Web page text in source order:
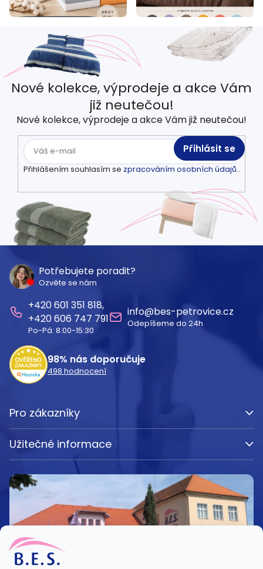
Nové kolekce, výprodeje a akce Vám
již neutečou!
Nové kolekce, výprodeje a akce Vám již neutečou!
Přihlášením souhlasím se zpracováním osobních údajů..
Přihlásit se
Potřebujete poradit?
Ozvěte se nám
601 351 818
606 747 791
Po-Pá: 8:00-15:30
info@bes-petrovice.cz
Odepíšeme do 24h
98% nás doporučuje
498 hodnocení
Pro zákazníky
Užitečné informace